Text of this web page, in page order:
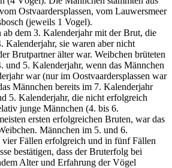
Ostvaardersplassen, vom Lauwersmeer
(jeweils 1 Vogel).
ab dem 3. Kalenderjahr mit der Brut, die
Kalenderjahr, sie waren aber nicht
Brutpartner älter war. Weibchen brüteten
und 5. Kalenderjahr, wenn das Männchen
war (nur im Oostvaardersplassen war
Männchen bereits im 7. Kalenderjahr
5. Kalenderjahr, die nicht erfolgreich
junge Männchen (4. bis 6.
ersten erfolgreichen Bruten, war das
Männchen im 5. und 6.
Fällen erfolgreich und in fünf Fällen
bestätigen, dass der Bruterfolg bei
Alter und Erfahrung der Vögel